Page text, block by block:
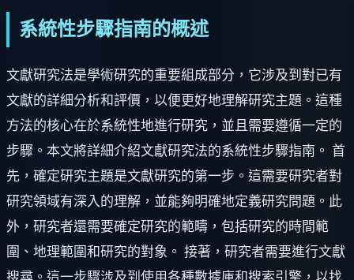
系統性步驟指南的概述
文獻研究法是學術研究的重要組成部分，它涉及到對已有
文獻的詳細分析和評價，以便更好地理解研究主題。這種
方法的核心在於系統性地進行研究，並且需要遵循一定的
步驟。本文將詳細介紹文獻研究法的系統性步驟指南。 首
先，確定研究主題是文獻研究的第一步。這需要研究者對
研究領域有深入的理解，並能夠明確地定義研究問題。此
外，研究者還需要確定研究的範疇，包括研究的時間範
圍、地理範圍和研究的對象。 接著，研究者需要進行文獻